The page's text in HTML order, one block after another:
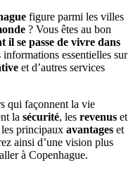
figure parmi les villes
? Vous êtes au bon
il se passe de vivre dans
informations essentielles sur
et d’autres services
qui façonnent la vie
la sécurité, les revenus et
principaux avantages et
ainsi d’une vision plus
à Copenhague.